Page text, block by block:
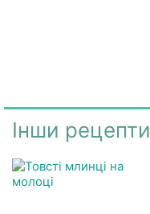
Інши рецепти